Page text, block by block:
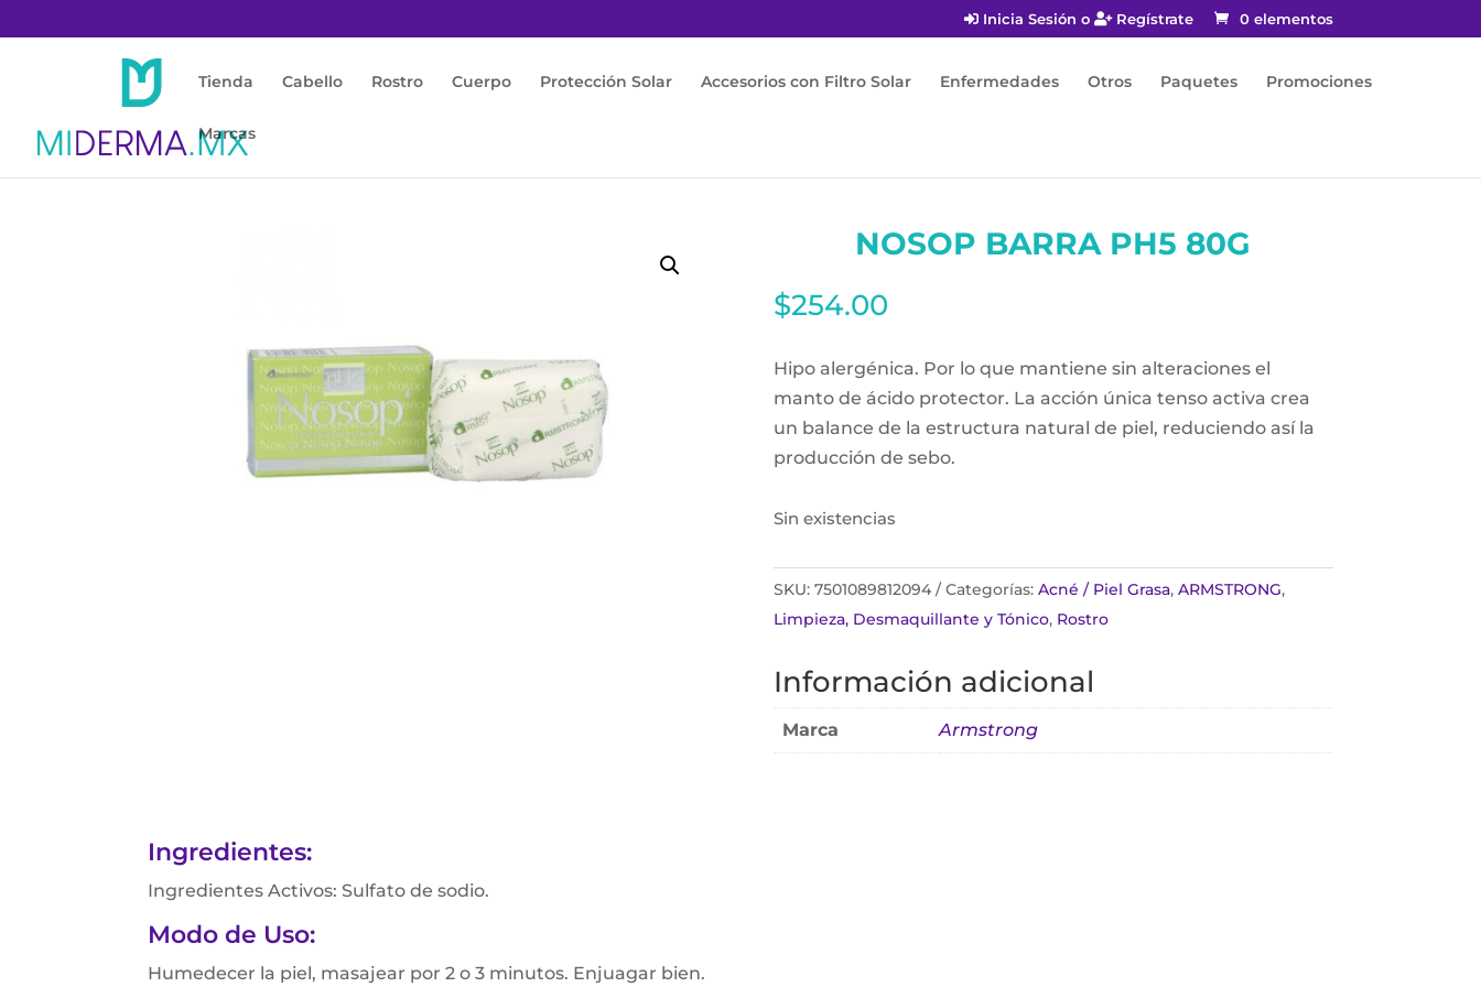
Inicia Sesión o Regístrate 0 elementos
Tienda Cabello Rostro Cuerpo Protección Solar Accesorios con Filtro Solar Enfermedades Otros Paquetes Promociones
Marcas
NOSOP BARRA PH5 80G
$254.00
Hipo alergénica. Por lo que mantiene sin alteraciones el
manto de ácido protector. La acción única tenso activa crea
un balance de la estructura natural de piel, reduciendo así la
producción de sebo.
Sin existencias
SKU: 7501089812094 Categorías: Acné / Piel Grasa, ARMSTRONG,
Limpieza, Desmaquillante y Tónico, Rostro
Información adicional
Marca Armstrong
Ingredientes:
Ingredientes Activos: Sulfato de sodio.
Modo de Uso:
Humedecer la piel, masajear por 2 o 3 minutos. Enjuagar bien.